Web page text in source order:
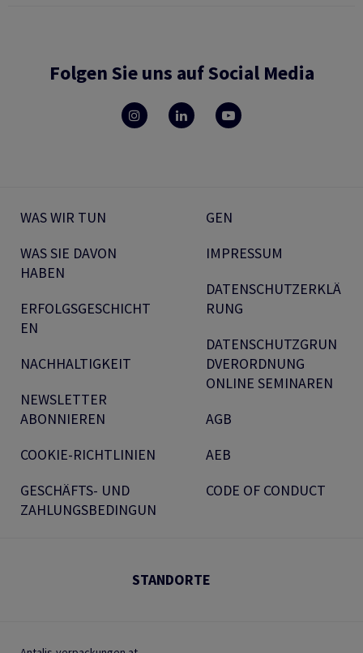
Folgen Sie uns auf Social Media
WAS WIR TUN
WAS SIE DAVON
HABEN
ERFOLGSGESCHICHT
EN
NACHHALTIGKEIT
NEWSLETTER
ABONNIEREN
COOKIE-RICHTLINIEN
GESCHÄFTS- UND
ZAHLUNGSBEDINGUN
GEN
IMPRESSUM
DATENSCHUTZERKLÄ
RUNG
DATENSCHUTZGRUN
DVERORDNUNG
ONLINE SEMINAREN
AGB
AEB
CODE OF CONDUCT
STANDORTE